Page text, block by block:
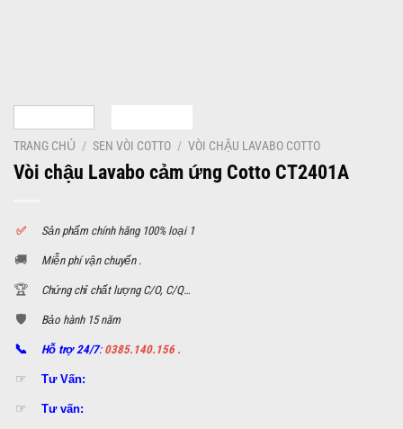
TRANG CHỦ / SEN VÒI COTTO / VÒI CHẬU LAVABO COTTO
Vòi chậu Lavabo cảm ứng Cotto CT2401A
✅ Sản phẩm chính hãng 100% loại 1
🚚 Miễn phí vận chuyển .
🏆 Chứng chỉ chất lượng C/O, C/Q…
🛡️ Bảo hành 15 năm
📞 Hỗ trợ 24/7: 0385.140.156 .
☞ Tư Vấn:
☞ Tư vấn: